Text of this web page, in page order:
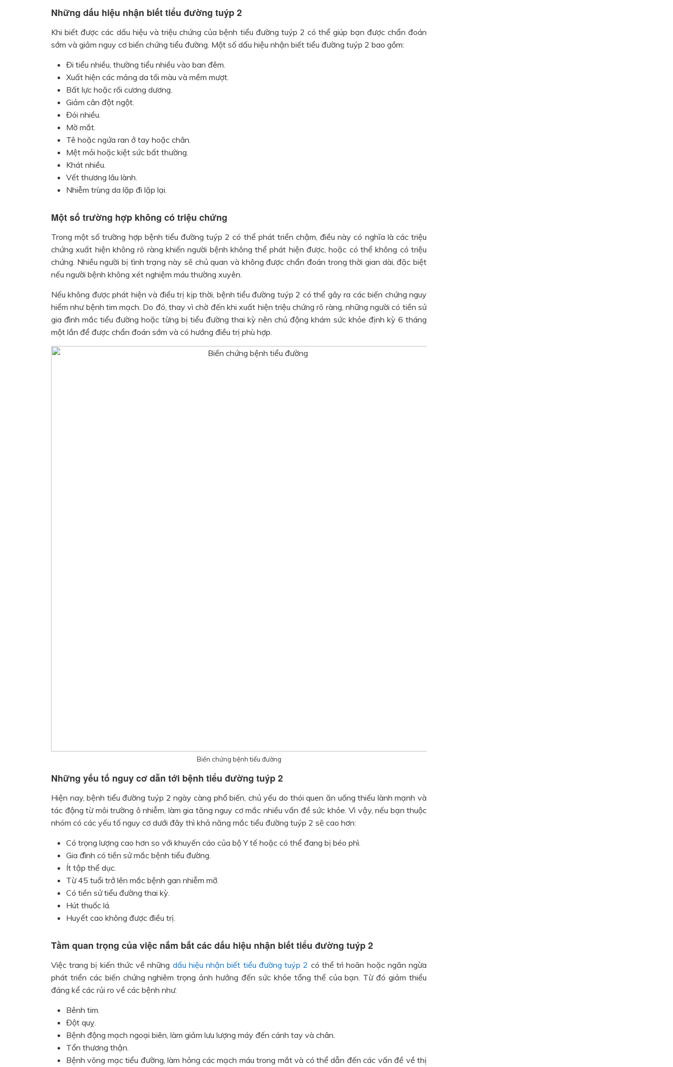
Những dấu hiệu nhận biết tiểu đường tuýp 2
Khi biết được các dấu hiệu và triệu chứng của bệnh tiểu đường tuýp 2 có thể giúp bạn được chẩn đoán
sớm và giảm nguy cơ biến chứng tiểu đường. Một số dấu hiệu nhận biết tiểu đường tuýp 2 bao gồm:
Đi tiểu nhiều, thường tiểu nhiều vào ban đêm.
Xuất hiện các mảng da tối màu và mềm mượt.
Bất lực hoặc rối cương dương.
Giảm cân đột ngột.
Đói nhiều.
Mờ mắt.
Tê hoặc ngứa ran ở tay hoặc chân.
Mệt mỏi hoặc kiệt sức bất thường.
Khát nhiều.
Vết thương lâu lành.
Nhiễm trùng da lặp đi lặp lại.
Một số trường hợp không có triệu chứng
Trong một số trường hợp bệnh tiểu đường tuýp 2 có thể phát triển chậm, điều này có nghĩa là các triệu
chứng xuất hiện không rõ ràng khiến người bệnh không thể phát hiện được, hoặc có thể không có triệu
chứng. Nhiều người bị tình trạng này sẽ chủ quan và không được chẩn đoán trong thời gian dài, đặc biệt
nếu người bệnh không xét nghiệm máu thường xuyên.
Nếu không được phát hiện và điều trị kịp thời, bệnh tiểu đường tuýp 2 có thể gây ra các biến chứng nguy
hiểm như bệnh tim mạch. Do đó, thay vì chờ đến khi xuất hiện triệu chứng rõ ràng, những người có tiền sử
gia đình mắc tiểu đường hoặc từng bị tiểu đường thai kỳ nên chủ động khám sức khỏe định kỳ 6 tháng
một lần để được chẩn đoán sớm và có hướng điều trị phù hợp.
Biến chứng bệnh tiểu đường
Những yếu tố nguy cơ dẫn tới bệnh tiểu đường tuýp 2
Hiện nay, bệnh tiểu đường tuýp 2 ngày càng phổ biến, chủ yếu do thói quen ăn uống thiếu lành mạnh và
tác động từ môi trường ô nhiễm, làm gia tăng nguy cơ mắc nhiều vấn đề sức khỏe. Vì vậy, nếu bạn thuộc
nhóm có các yếu tố nguy cơ dưới đây thì khả năng mắc tiểu đường tuýp 2 sẽ cao hơn:
Có trọng lượng cao hơn so với khuyến cáo của bộ Y tế hoặc có thể đang bị béo phì.
Gia đình có tiền sử mắc bệnh tiểu đường.
Ít tập thể dục.
Từ 45 tuổi trở lên mắc bệnh gan nhiễm mỡ.
Có tiền sử tiểu đường thai kỳ.
Hút thuốc lá.
Huyết cao không được điều trị.
Tầm quan trọng của việc nắm bắt các dấu hiệu nhận biết tiểu đường tuýp 2
Việc trang bị kiến thức về những dấu hiệu nhận biết tiểu đường tuýp 2 có thể trì hoãn hoặc ngăn ngừa
phát triển các biến chứng nghiêm trọng ảnh hưởng đến sức khỏe tổng thể của bạn. Từ đó giảm thiểu
đáng kể các rủi ro về các bệnh như:
Bênh tim.
Đột quỵ.
Bệnh động mạch ngoại biên, làm giảm lưu lượng máy đến cánh tay và chân.
Tổn thương thận.
Bệnh võng mạc tiểu đường, làm hỏng các mạch máu trong mắt và có thể dẫn đến các vấn đề về thị